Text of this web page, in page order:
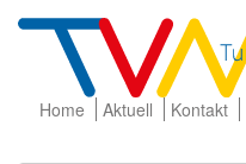
Home Aktuell Kontakt